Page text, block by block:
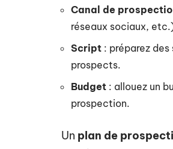
Canal de
réseaux sociaux,
Script : préparez
prospects.
Budget : allouez un
prospection.
Un plan de